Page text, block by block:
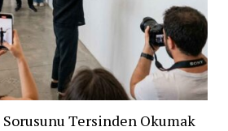
Sorusunu Tersinden Okumak